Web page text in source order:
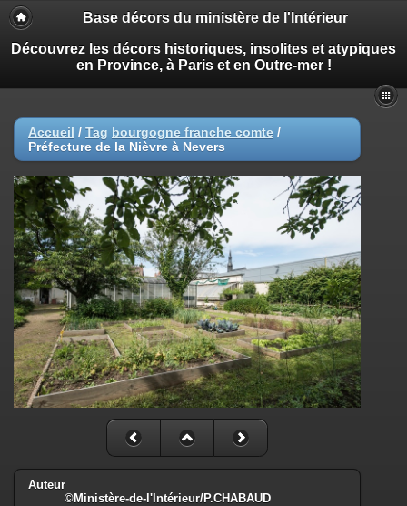
Base décors du ministère de l'Intérieur
Découvrez les décors historiques, insolites et atypiques
en Province, à Paris et en Outre-mer !
Accueil / Tag bourgogne franche comte /
Préfecture de la Nièvre à Nevers
Auteur
©Ministère-de-l'Intérieur/P.CHABAUD